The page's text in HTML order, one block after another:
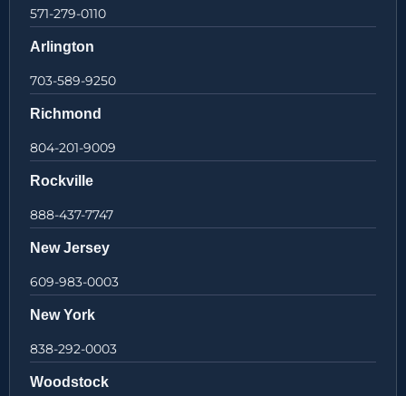
571-279-0110
Arlington
703-589-9250
Richmond
804-201-9009
Rockville
888-437-7747
New Jersey
609-983-0003
New York
838-292-0003
Woodstock